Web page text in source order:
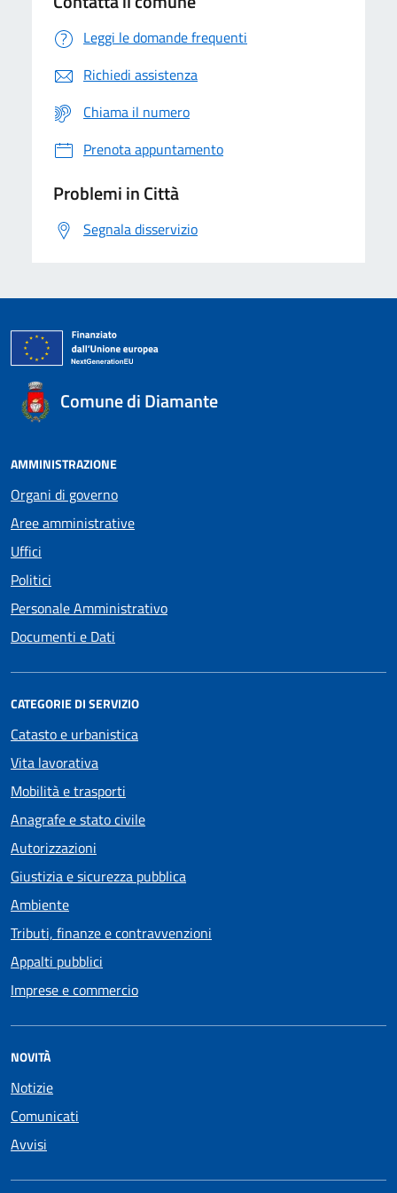
Leggi le domande frequenti
Richiedi assistenza
Chiama il numero
Prenota appuntamento
Problemi in Città
Segnala disservizio
Comune di Diamante
AMMINISTRAZIONE
Organi di governo
Aree amministrative
Uffici
Politici
Personale Amministrativo
Documenti e Dati
CATEGORIE DI SERVIZIO
Catasto e urbanistica
Vita lavorativa
Mobilità e trasporti
Anagrafe e stato civile
Autorizzazioni
Giustizia e sicurezza pubblica
Ambiente
Tributi, finanze e contravvenzioni
Appalti pubblici
Imprese e commercio
NOVITÀ
Notizie
Comunicati
Avvisi